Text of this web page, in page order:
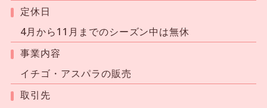
定休日
4月から11月までのシーズン中は無休
事業内容
イチゴ・アスパラの販売
取引先